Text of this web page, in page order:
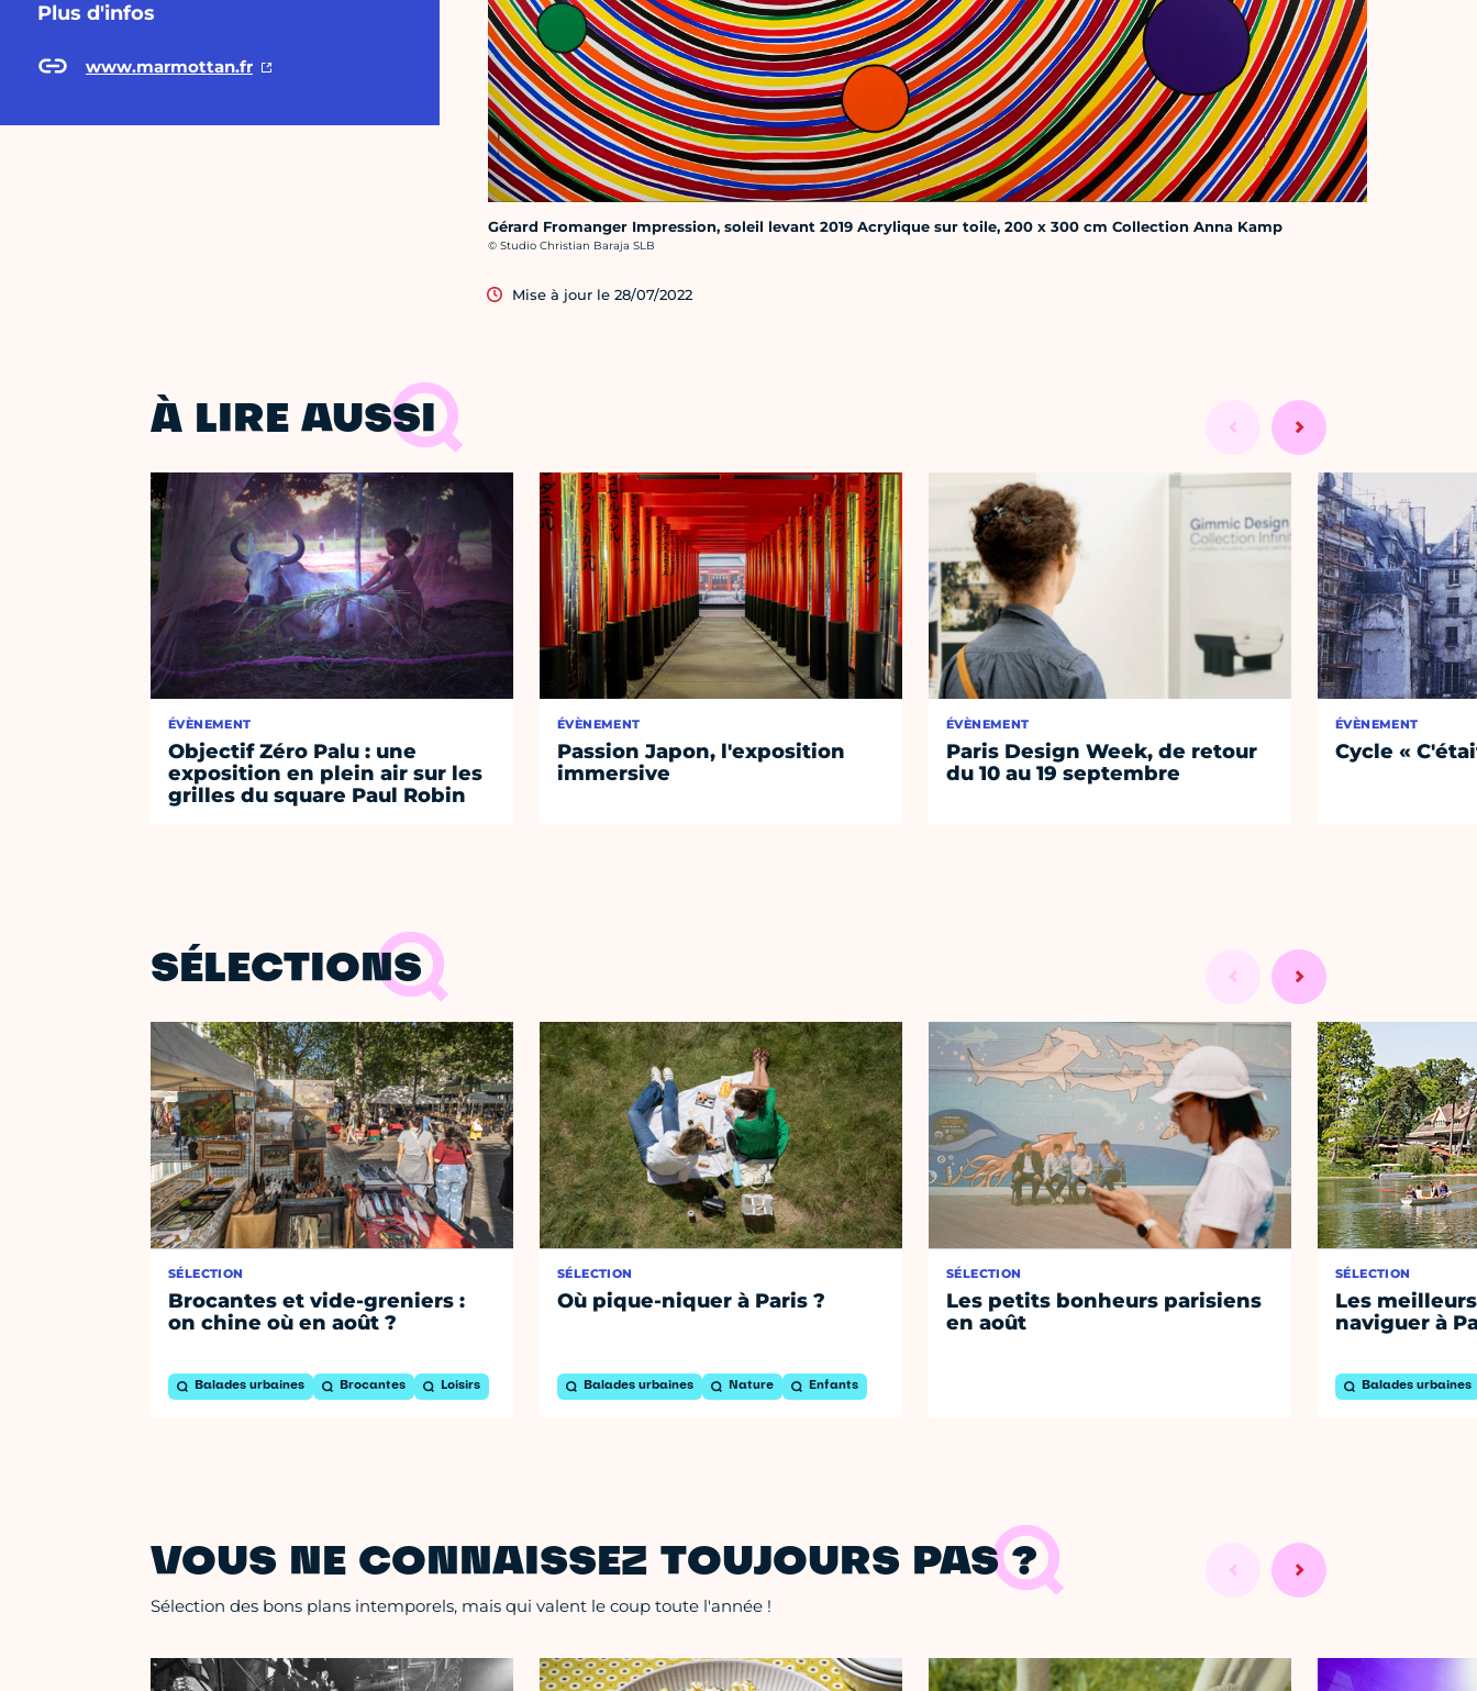
Plus d'infos
www.marmottan.fr
Gérard Fromanger Impression, soleil levant 2019 Acrylique sur toile, 200 x 300 cm Collection Anna Kamp
Crédit photo :
© Studio Christian Baraja SLB
Mise à jour le 28/07/2022
À LIRE AUSSI
ÉVÈNEMENT
Objectif Zéro Palu : une
exposition en plein air sur les
grilles du square Paul Robin
ÉVÈNEMENT
Passion Japon, l'exposition
immersive
ÉVÈNEMENT
Paris Design Week, de retour
du 10 au 19 septembre
ÉVÈNEMENT
Cycle «
SÉLECTIONS
SÉLECTION
Brocantes et vide-greniers :
on chine où en août ?
Balades urbaines Brocantes Loisirs
SÉLECTION
Où pique-niquer à Paris ?
Balades urbaines Nature Enfants
SÉLECTION
Les petits bonheurs parisiens
en août
SÉLECTION
Les
naviguer à
Balades urbaines
VOUS NE CONNAISSEZ TOUJOURS PAS ?
Sélection des bons plans intemporels, mais qui valent le coup toute l'année !